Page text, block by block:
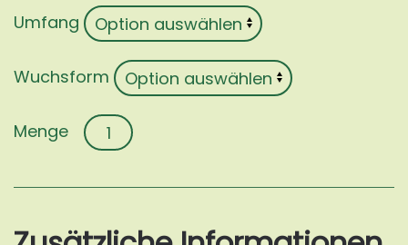
Umfang
Wuchsform
Carpinus
betulus